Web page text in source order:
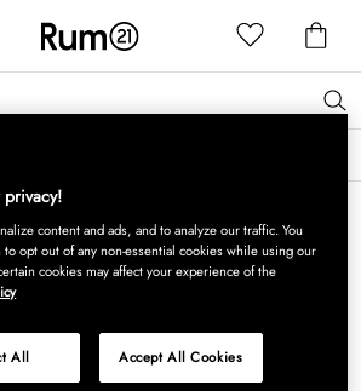
Stålmöbler* →
privacy!
content and ads, and to analyze our traffic. You
opt out of any non-essential cookies while using our
cookies may affect your experience of the
All Accept All Cookies